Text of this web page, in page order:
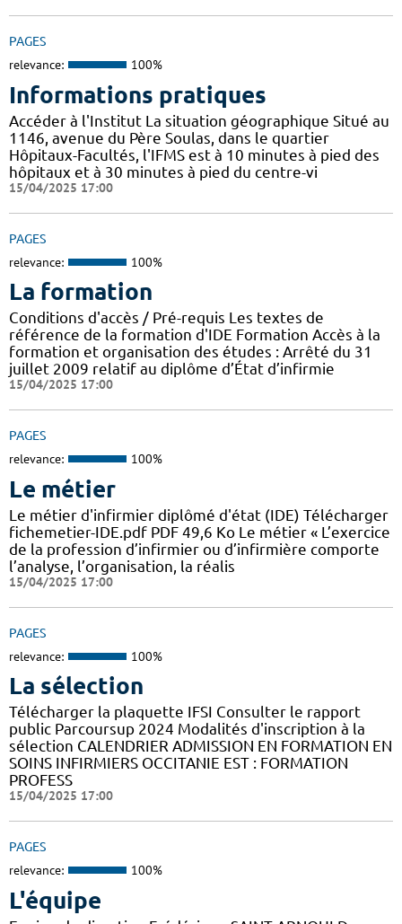
PAGES
relevance: 100%
Informations pratiques
Accéder à l'Institut La situation géographique Situé au
1146, avenue du Père Soulas, dans le quartier
Hôpitaux-Facultés, l'IFMS est à 10 minutes à pied des
hôpitaux et à 30 minutes à pied du centre-vi
15/04/2025 17:00
PAGES
relevance: 100%
La formation
Conditions d'accès / Pré-requis Les textes de
référence de la formation d'IDE Formation Accès à la
formation et organisation des études : Arrêté du 31
juillet 2009 relatif au diplôme d’État d’infirmie
15/04/2025 17:00
PAGES
relevance: 100%
Le métier
Le métier d'infirmier diplômé d'état (IDE) Télécharger
fichemetier-IDE.pdf PDF 49,6 Ko Le métier « L’exercice
de la profession d’infirmier ou d’infirmière comporte
l’analyse, l’organisation, la réalis
15/04/2025 17:00
PAGES
relevance: 100%
La sélection
Télécharger la plaquette IFSI Consulter le rapport
public Parcoursup 2024 Modalités d'inscription à la
sélection CALENDRIER ADMISSION EN FORMATION EN
SOINS INFIRMIERS OCCITANIE EST : FORMATION
PROFESS
15/04/2025 17:00
PAGES
relevance: 100%
L'équipe